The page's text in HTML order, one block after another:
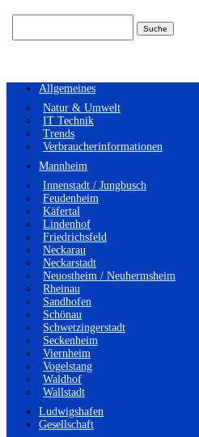
Allgemeines
Natur & Umwelt
IT Technik
Trends
Verbraucherinformationen
Mannheim
Innenstadt / Jungbusch
Feudenheim
Käfertal
Lindenhof
Friedrichsfeld
Neckarau
Neckarstadt
Neuostheim / Neuhermsheim
Rheinau
Sandhofen
Schönau
Schwetzingerstadt
Seckenheim
Viernheim
Vogelstang
Waldhof
Wallstadt
Ludwigshafen
Gesellschaft